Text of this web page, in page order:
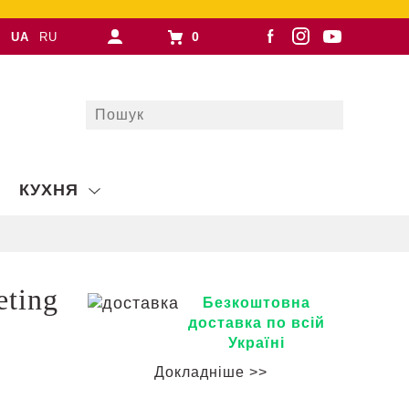
UA RU 0
КУХНЯ
Безкоштовна
доставка по всій
Україні
Докладніше >>